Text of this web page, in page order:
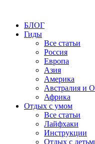
БЛОГ
Гиды
Все статьи
Россия
Европа
Азия
Америка
Австралия и
Африка
Отдых с умом
Все статьи
Лайфхаки
Инструкции
Отдых с